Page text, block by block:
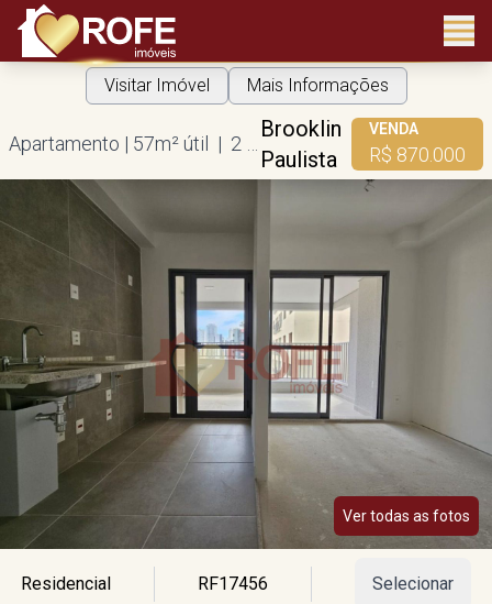
Brooklin
Paulista
VENDA
R$ 870.000
Visitar Imóvel Mais Informações
Ver todas as fotos
Residencial RF17456 Selecionar